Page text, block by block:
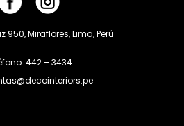
950, Miraflores, Lima, Perú
442 – 3434